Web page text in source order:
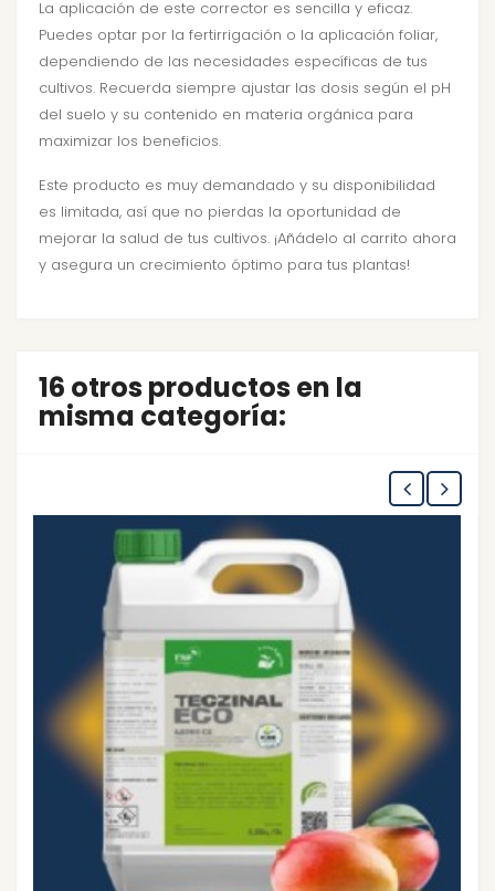
La aplicación de este corrector es sencilla y eficaz.
Puedes optar por la fertirrigación o la aplicación foliar,
dependiendo de las necesidades específicas de tus
cultivos. Recuerda siempre ajustar las dosis según el pH
del suelo y su contenido en materia orgánica para
maximizar los beneficios.
Este producto es muy demandado y su disponibilidad
es limitada, así que no pierdas la oportunidad de
mejorar la salud de tus cultivos. ¡Añádelo al carrito ahora
y asegura un crecimiento óptimo para tus plantas!
16 otros productos en la
misma categoría: